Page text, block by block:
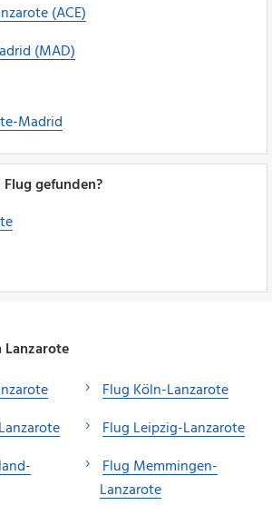
(ACE)
(MAD)
Madrid
gefunden?
Lanzarote
Flug Köln-Lanzarote
Flug Leipzig-Lanzarote
Flug Memmingen-
Lanzarote